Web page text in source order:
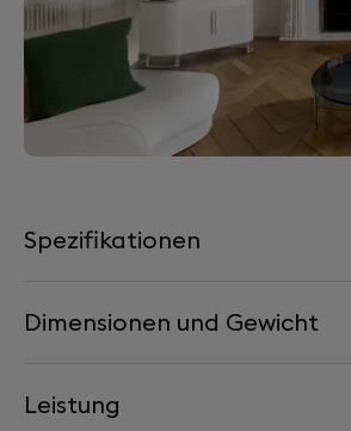
Spezifikationen
Lautsprecher
2x Woofer mit Aluminium-Kalotte
Dimensionen und Gewicht
Abmessungen
Leistung